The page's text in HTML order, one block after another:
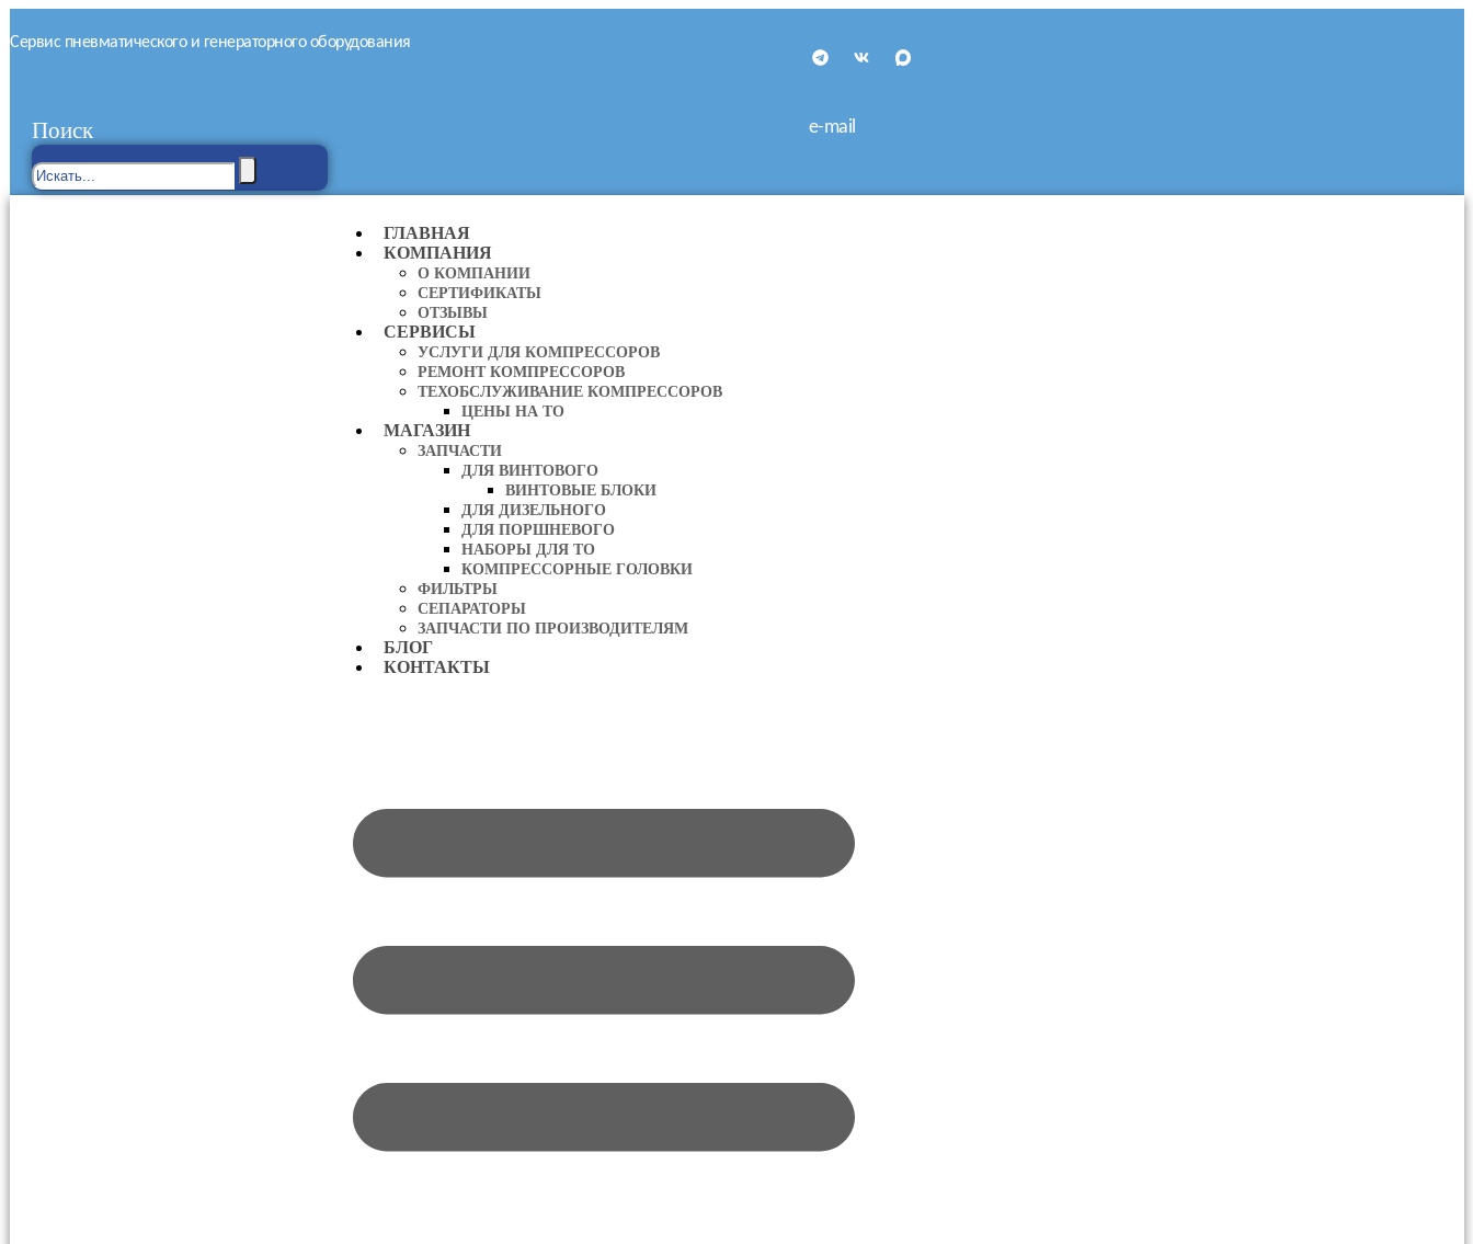
Сервис пневматического и генераторного оборудования
Поиск e-mail
ГЛАВНАЯ
КОМПАНИЯ
О КОМПАНИИ
СЕРТИФИКАТЫ
ОТЗЫВЫ
СЕРВИСЫ
УСЛУГИ ДЛЯ КОМПРЕССОРОВ
РЕМОНТ КОМПРЕССОРОВ
ТЕХОБСЛУЖИВАНИЕ КОМПРЕССОРОВ
ЦЕНЫ НА ТО
МАГАЗИН
ЗАПЧАСТИ
ДЛЯ ВИНТОВОГО
ВИНТОВЫЕ БЛОКИ
ДЛЯ ДИЗЕЛЬНОГО
ДЛЯ ПОРШНЕВОГО
НАБОРЫ ДЛЯ ТО
КОМПРЕССОРНЫЕ ГОЛОВКИ
ФИЛЬТРЫ
СЕПАРАТОРЫ
ЗАПЧАСТИ ПО ПРОИЗВОДИТЕЛЯМ
БЛОГ
КОНТАКТЫ